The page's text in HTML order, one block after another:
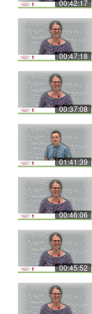
00:42:17
00:47:18
00:37:08
01:41:39
00:46:06
00:45:52